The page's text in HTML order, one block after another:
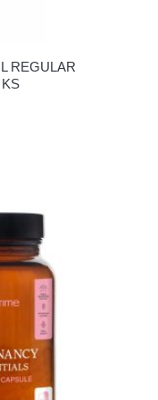
REGULAR